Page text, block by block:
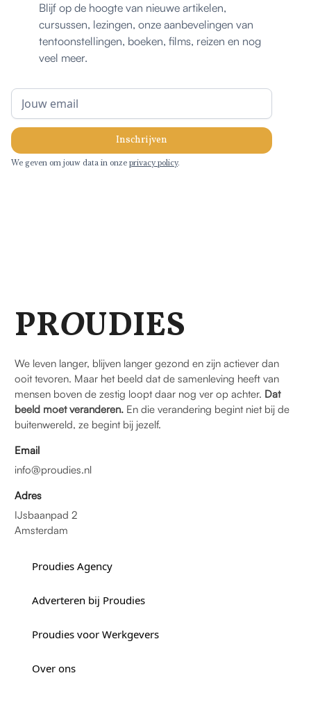
Blijf op de hoogte van nieuwe artikelen,
cursussen, lezingen, onze aanbevelingen van
tentoonstellingen, boeken, films, reizen en nog
veel meer.
We geven om jouw data in onze privacy policy.
PROUDIES
We leven langer, blijven langer gezond en zijn actiever dan
ooit tevoren. Maar het beeld dat de samenleving heeft van
mensen boven de zestig loopt daar nog ver op achter. Dat
beeld moet veranderen. En die verandering begint niet bij de
buitenwereld, ze begint bij jezelf.
Email
info@proudies.nl
Adres
IJsbaanpad 2
Amsterdam
Proudies Agency
Adverteren bij Proudies
Proudies voor Werkgevers
Over ons